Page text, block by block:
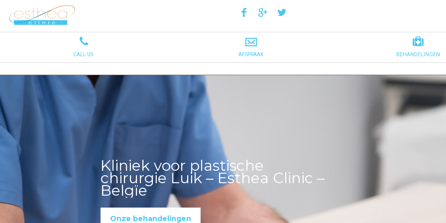
Kliniek voor plastische
chirurgie Luik – Esthea Clinic –
Belgïe
Onze behandelingen